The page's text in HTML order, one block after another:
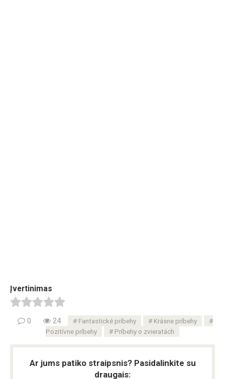
Įvertinimas
0 24 Fantastické príbehy
Krásne príbehy
Pozitívne príbehy
Príbehy o zvieratách
Ar jums patiko straipsnis? Pasidalinkite su
draugais: